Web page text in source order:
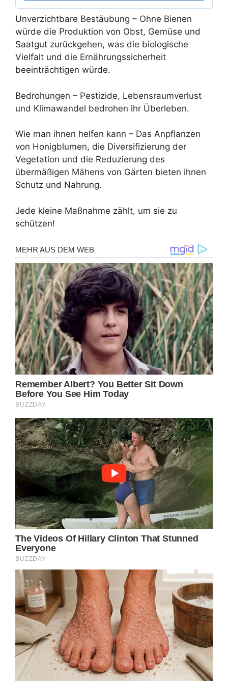
Unverzichtbare Bestäubung – Ohne Bienen
würde die Produktion von Obst, Gemüse und
Saatgut zurückgehen, was die biologische
Vielfalt und die Ernährungssicherheit
beeinträchtigen würde.
Bedrohungen – Pestizide, Lebensraumverlust
und Klimawandel bedrohen ihr Überleben.
Wie man ihnen helfen kann – Das Anpflanzen
von Honigblumen, die Diversifizierung der
Vegetation und die Reduzierung des
übermäßigen Mähens von Gärten bieten ihnen
Schutz und Nahrung.
Jede kleine Maßnahme zählt, um sie zu
schützen!